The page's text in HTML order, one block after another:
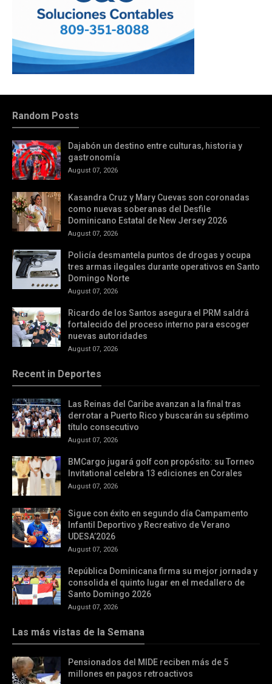
Random Posts
Dajabón un destino entre culturas, historia y
gastronomía
August 07, 2026
Kasandra Cruz y Mary Cuevas son coronadas
como nuevas soberanas del Desfile
Dominicano Estatal de New Jersey 2026
August 07, 2026
Policía desmantela puntos de drogas y ocupa
tres armas ilegales durante operativos en Santo
Domingo Norte
August 07, 2026
Ricardo de los Santos asegura el PRM saldrá
fortalecido del proceso interno para escoger
nuevas autoridades
August 07, 2026
Recent in Deportes
Las Reinas del Caribe avanzan a la final tras
derrotar a Puerto Rico y buscarán su séptimo
título consecutivo
August 07, 2026
BMCargo jugará golf con propósito: su Torneo
Invitational celebra 13 ediciones en Corales
August 07, 2026
Sigue con éxito en segundo día Campamento
Infantil Deportivo y Recreativo de Verano
UDESA’2026
August 07, 2026
República Dominicana firma su mejor jornada y
consolida el quinto lugar en el medallero de
Santo Domingo 2026
August 07, 2026
Las más vistas de la Semana
Pensionados del MIDE reciben más de 5
millones en pagos retroactivos